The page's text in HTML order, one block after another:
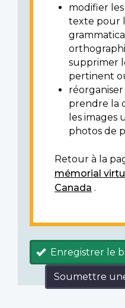
modifier les
texte pour
supprimer
pertinent
prendre la
les images
photos de
Retour à la
mémorial
Canada .
Enregistrer le
Soumettre